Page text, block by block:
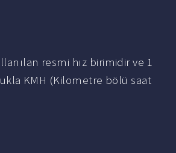
resmi hız birimidir ve 1
KMH (Kilometre bölü saat